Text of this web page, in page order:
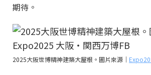
期待。
2025大阪世博精神建築大屋根。圖片來源｜